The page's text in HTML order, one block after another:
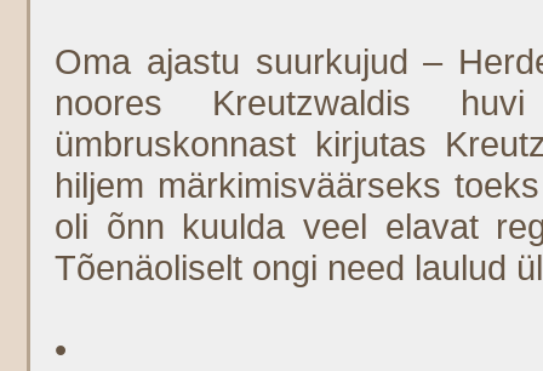
Oma ajastu suurkujud –
noores Kreutzwaldis
ümbruskonnast kirjutas
hiljem märkimisväärseks
oli õnn kuulda veel elavat
Tõenäoliselt ongi need laulud
•